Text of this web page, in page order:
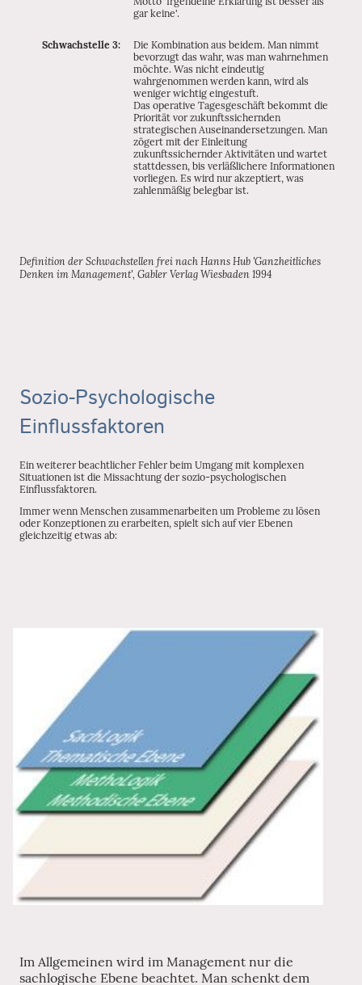
gar keine'.
Schwachstelle 3:
Die Kombination aus beidem. Man nimmt
bevorzugt das wahr, was man wahrnehmen
möchte. Was nicht eindeutig
wahrgenommen werden kann, wird als
weniger wichtig eingestuft.
Das operative Tagesgeschäft bekommt die
Priorität vor zukunftssichernden
strategischen Auseinandersetzungen. Man
zögert mit der Einleitung
zukunftssichernder Aktivitäten und wartet
stattdessen, bis verläßlichere Informationen
vorliegen. Es wird nur akzeptiert, was
zahlenmäßig belegbar ist.
Definition der Schwachstellen frei nach Hanns Hub 'Ganzheitliches
Denken im Management', Gabler Verlag Wiesbaden 1994
Sozio-Psychologische
Einflussfaktoren
Ein weiterer beachtlicher Fehler beim Umgang mit komplexen
Situationen ist die Missachtung der sozio-psychologischen
Einflussfaktoren.
Immer wenn Menschen zusammenarbeiten um Probleme zu lösen
oder Konzeptionen zu erarbeiten, spielt sich auf vier Ebenen
gleichzeitig etwas ab:
Im Allgemeinen wird im Management nur die
sachlogische Ebene beachtet. Man schenkt dem